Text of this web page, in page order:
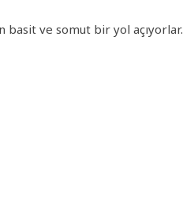
basit ve somut bir yol açıyorlar.